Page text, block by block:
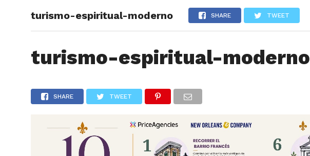
ARTÍCULOS REVIEWS
turismo-espiritual-moderno SHARE TWEET
turismo-espiritual-moderno
SHARE TWEET